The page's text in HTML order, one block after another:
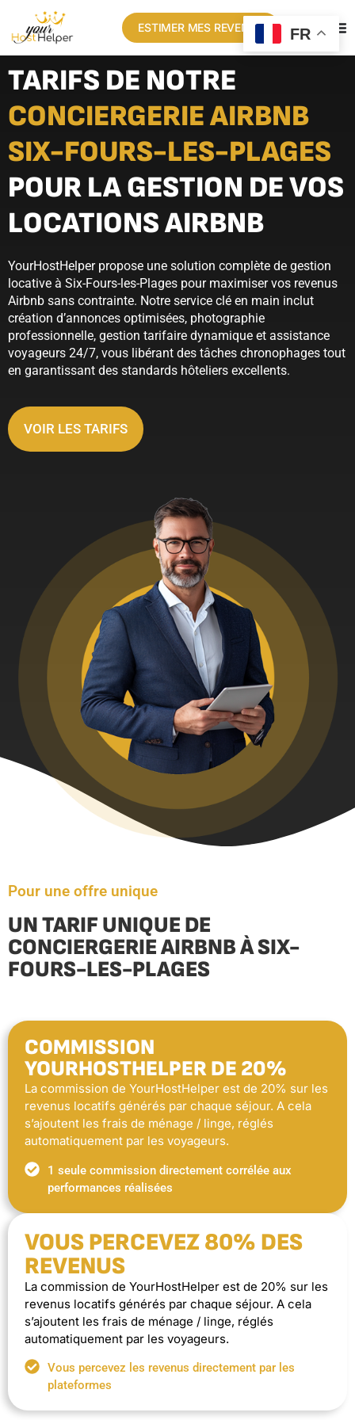
ESTIMER MES REVENUS
TARIFS DE NOTRE
CONCIERGERIE AIRBNB
SIX-FOURS-LES-PLAGES
POUR LA GESTION DE VOS
LOCATIONS AIRBNB
YourHostHelper propose une solution complète de gestion
locative à Six-Fours-les-Plages pour maximiser vos revenus
Airbnb sans contrainte. Notre service clé en main inclut
création d’annonces optimisées, photographie
professionnelle, gestion tarifaire dynamique et assistance
voyageurs 24/7, vous libérant des tâches chronophages tout
en garantissant des standards hôteliers excellents.
VOIR LES TARIFS
Pour une offre unique
UN TARIF UNIQUE DE
CONCIERGERIE AIRBNB À SIX-
FOURS-LES-PLAGES
COMMISSION
YOURHOSTHELPER DE 20%
La commission de YourHostHelper est de 20% sur les
revenus locatifs générés par chaque séjour. A cela
s’ajoutent les frais de ménage / linge, réglés
automatiquement par les voyageurs.
1 seule commission directement corrélée aux
performances réalisées
VOUS PERCEVEZ 80% DES
REVENUS
La commission de YourHostHelper est de 20% sur les
revenus locatifs générés par chaque séjour. A cela
s’ajoutent les frais de ménage / linge, réglés
automatiquement par les voyageurs.
Vous percevez les revenus directement par les
plateformes
FR